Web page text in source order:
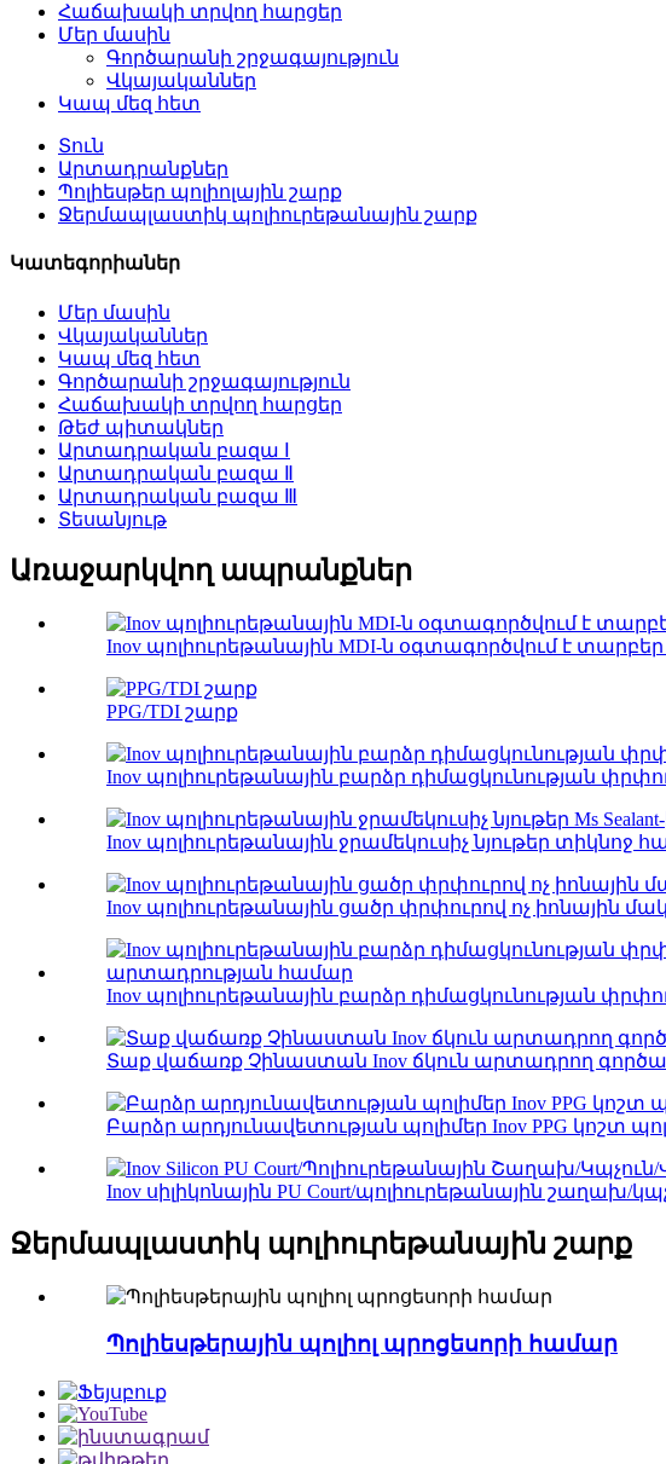
Հաճախակի տրվող հարցեր
Մեր մասին
Գործարանի շրջագայություն
Վկայականներ
Կապ մեզ հետ
Տուն
Արտադրանքներ
Պոլիեսթեր պոլիոլային շարք
Ջերմապլաստիկ պոլիուրեթանային շարք
Կատեգորիաներ
Մեր մասին
Վկայականներ
Կապ մեզ հետ
Գործարանի շրջագայություն
Հաճախակի տրվող հարցեր
Թեժ պիտակներ
Արտադրական բազա Ⅰ
Արտադրական բազա Ⅱ
Արտադրական բազա Ⅲ
Տեսանյութ
Առաջարկվող ապրանքներ
Inov պոլիուրեթանային MDI-ն օգտագործվում է
PPG/TDI շարք
Inov պոլիուրեթանային բարձր դիմացկունության
Inov պոլիուրեթանային ջրամեկուսիչ նյութեր տիկնոջ
Inov պոլիուրեթանային ցածր փրփուրով ոչ իոնային
Inov պոլիուրեթանային բարձր դիմացկունության
Տաք վաճառք Չինաստան Inov ճկուն արտադրող
Բարձր արդյունավետության պոլիմեր Inov PPG կոշտ
Inov սիլիկոնային PU Court/պոլիուրեթանային շաղախ/
Ջերմապլաստիկ պոլիուրեթանային շարք
Պոլիեսթերային պոլիոլ պրոցեսորի համար